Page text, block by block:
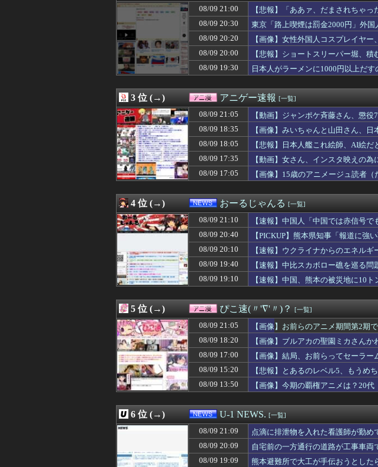
08/09 21:14
栗原陵矢について 明後日（11日ロッテ戦）から
08/09 21:13
【試合結果】阪神vs中日 2026/08/09 【近本1HR
08/09 21:12
妹の親友から「高校の時からずっと好きだった」
08/09 21:12
【仮面ライダー】バイク持ちの怪人いいよね…カ
08/09 21:12
【速報】日本の防衛省、ようやく気づいた模様ｗ
08/09 21:11
【画像】白石麻衣さん(34)、高校生の息子がいる
08/09 21:10
【画像】巨乳さん、とんでもない服を着てしまう
08/09 21:10
【悲報】Vアンチさん、劇場版メイドインアビス
08/09 21:10
【速報】中国人「中国では赤信号でも右折できます
08/09 21:09
【天才】深夜の逆立ち！戌神ころねの予測不能な
08/09 21:09
点滴に排泄物を入れた看護師が勤めていた病院、
08/09 21:09
【最新版】日本の『都会度ランキング』がこちら
08/09 21:09
同級生は普段から声がデカい。そのデカ大声で「
08/09 21:08
【ホロライブ】ジジのホロドリ記録がとんでもな
08/09 21:08
高市早苗、長崎市長から「日本政府が核保有を検
08/09 21:07
【悲報】ゲーム会社「ラスボス撃破おめでとう！
08/09 21:06
連休に泊まりたいという義兄家族へ旅行だから無
08/09 21:06
【阪神対中日19回戦】阪神が粘り勝ち 今季15度目
08/09 21:06
「これやってるだろ」朝一の抽選で天文学的確率
08/09 21:06
【日向坂46】18thフォーメーション予想！！
【動画】ジャンポケ斉藤さん、懲役7年の求刑受
08/09 21:05
彼氏が私の友達を勝手に評価する。友達の写真を
08/09 21:05
【画像】お前らのアニメ期間第2期で最初に見た
08/09 21:05
プログラミングやりたい。人生を変えるために
08/09 21:05
【画像】彼女「ごめーん♡ちょびっツ散らかって
08/09 21:05
【画像】YOASOBIの幾田りらさん、胸の膨らみが
08/09 21:04
【画像】声優の羊宮妃那さん、ヘッドドレスが似
08/09 21:03
人手不足の通学路の旗振りを申し出たら自治会の
08/09 21:03
ワイが購入したMotorolaのスマホ、ポンコツすぎ
08/09 21:02
女友達と8時間セ○クスして連続でイカせまくった
08/09 21:02
HAWAII旅行中のビキニ姿の加護亜依さんの胸の
08/09 21:02
【ガンダム00】マスラオとスサノオって色が違う
08/09 21:02
【悲報】メディアが使う主語デカ言葉の正体、ガ
08/09 21:01
阿波おどりで女性の体強調した無断動画拡散、
08/09 21:01
【ウマ娘】各ウマ娘が弱そうな場所
08/09 21:01
【遊戯王OCG】アニメ10枚強化枠が欲しいテーマ
08/09 21:01
【ウマ娘】これが完成版のダスカフィギュア！
『アップトゥボーイ vol.366』限定表紙ver.で表紙
08/09 21:00
嫁が昇進した。嫉妬した同僚男に「枕で仕事を取
08/09 21:00
【ラブライブ！】学校の屋上でヤニ吸う二人【
08/09 21:00
【悲報】「ああァ、だまされちゃ
に残した本音
08/09 20:30
東京「路上喫煙は罰金2000円」外国
08/09 20:20
【画像】女性外国人コスプレイヤ
08/09 20:00
【悲報】ショートスリーパー堀、積
08/09 19:30
日本人がラーメンに1000円以上だ
3 位 (→) アニゲー速報 [一覧]
08/09 21:05
【動画】ジャンポケ斉藤さん、懲
wwwwwwwwwwwwwwwwwwww
08/09 18:35
【画像】みいちゃんと山田さん、
08/09 18:05
【悲報】日本人艦これ絵師、AI絵
08/09 17:35
【動画】女さん、インスタ映えの
wwwwwwwwwwwwwww
08/09 17:05
【画像】15歳のアニメージュ読者
4 位 (→) おーるじゃんる [一覧]
08/09 21:10
【速報】中国人「中国では赤信号で
08/09 20:40
【PICKUP】熊本県知事「報道に
08/09 20:10
【速報】ウクライナからのエネル
ンがロシア行き」
08/09 19:40
【速報】中比スカボロー礁を巡る
08/09 19:10
【速報】中国、熊本の被災地に10
5 位 (→) ぴこ速(〃'∇'〃)？ [一覧]
08/09 21:05
【画像】お前らのアニメ期間第2期
08/09 18:20
【画像】ブルアカの聖園ミカさんか
08/09 17:00
【画像】結局、お前らってセーラ
08/09 15:20
【悲報】とあるのレベル5、もうめ
08/09 13:50
【画像】今期の覇権アニメは？20
6 位 (→) U-1 NEWS. [一覧]
08/09 21:09
点滴に排泄物を入れた看護師が勤
08/09 20:09
自宅前の一方通行の道路が工事車
08/09 19:09
熊本避難所で大工が手伝おうとし